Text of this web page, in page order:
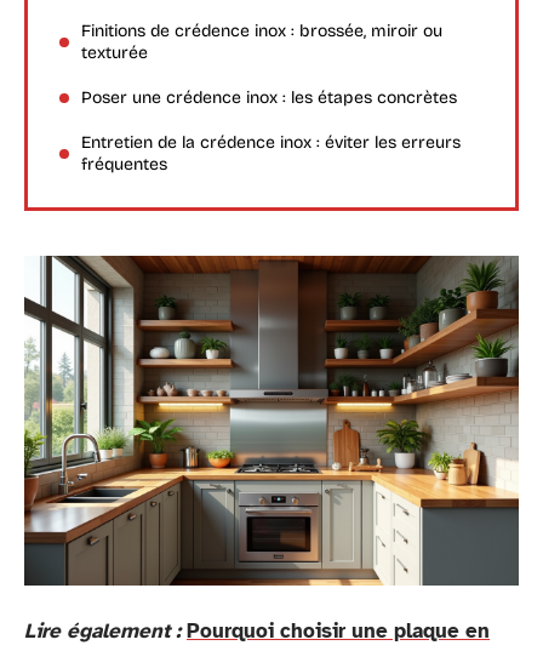
Finitions de crédence inox : brossée, miroir ou
texturée
Poser une crédence inox : les étapes concrètes
Entretien de la crédence inox : éviter les erreurs
fréquentes
Lire également : Pourquoi choisir une plaque en